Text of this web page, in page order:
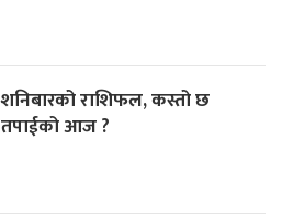
शनिबारको राशिफल, कस्तो छ
तपाईको आज ?